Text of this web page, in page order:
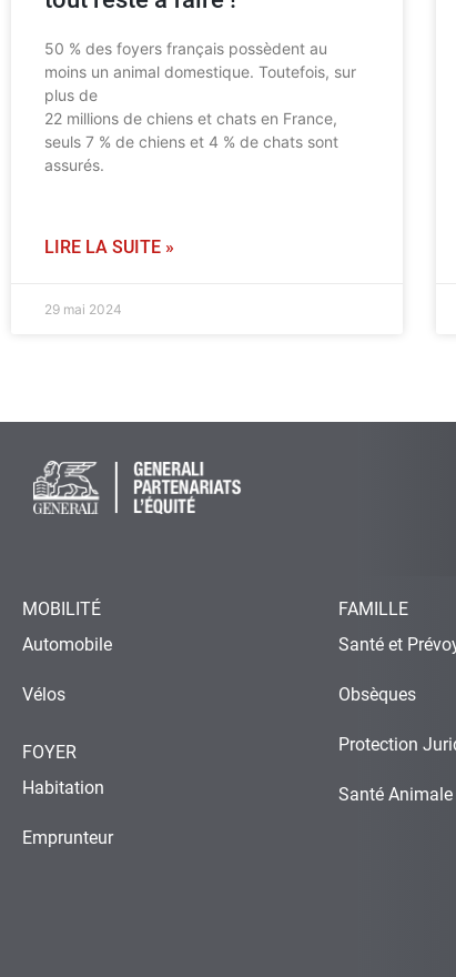
50 % des foyers français possèdent au
moins un animal domestique. Toutefois, sur
plus de
22 millions de chiens et chats en France,
seuls 7 % de chiens et 4 % de chats sont
assurés.
LIRE LA SUITE »
29 mai 2024
MOBILITÉ
Automobile
Vélos
FOYER
Habitation
Emprunteur
FAMILLE
Santé et
Obsèques
Protection
Santé Animale